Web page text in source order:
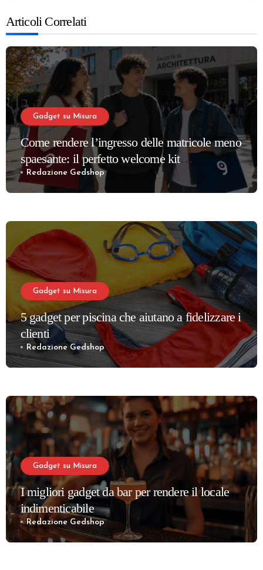
Articoli Correlati
Gadget su Misura
Come rendere l’ingresso delle matricole meno
spaesante: il perfetto welcome kit
universitario
Redazione Gedshop
Gadget su Misura
5 gadget per piscina che aiutano a fidelizzare i
clienti
Redazione Gedshop
Gadget su Misura
I migliori gadget da bar per rendere il locale
indimenticabile
Redazione Gedshop